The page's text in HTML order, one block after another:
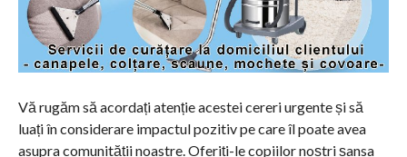
Vă rugăm să acordați atenție acestei cereri urgente și să
luați în considerare impactul pozitiv pe care îl poate avea
asupra comunității noastre. Oferiți-le copiilor noștri șansa